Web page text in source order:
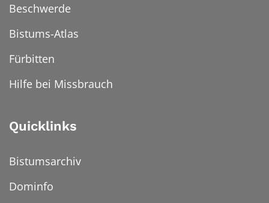
Beschwerde
Bistums-Atlas
Fürbitten
Hilfe bei Missbrauch
Quicklinks
Bistumsarchiv
Dominfo